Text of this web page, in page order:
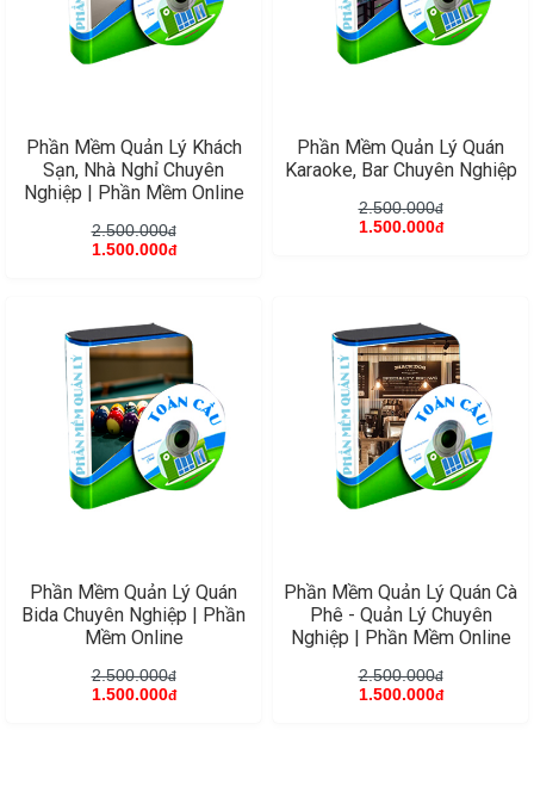
Phần Mềm Quản Lý Khách
Sạn, Nhà Nghỉ Chuyên
Nghiệp | Phần Mềm Online
2.500.000đ
1.500.000đ
Phần Mềm Quản Lý Quán
Karaoke, Bar Chuyên Nghiệp
2.500.000đ
1.500.000đ
Phần Mềm Quản Lý Quán
Bida Chuyên Nghiệp | Phần
Mềm Online
2.500.000đ
1.500.000đ
Phần Mềm Quản Lý Quán Cà
Phê - Quản Lý Chuyên
Nghiệp | Phần Mềm Online
2.500.000đ
1.500.000đ